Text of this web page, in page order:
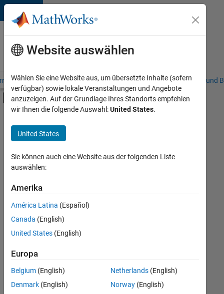
Weiter zum Inhalt
Karriere
bei
MathWorks
– Übersicht Stellensuche Niederlassungen Studierende und
Umschaltung für Off-Canvas-
Hauptinhalt
Praktika
Commercial Sales
Customer Support
Inside Sales
Sales Operations
Finance and Operations
Human Resources
Büro- und Verwaltungsdienste
+7
Derzeit
es
keine
offenen
Stellen,
Ihren
Suchkriterien
entsprechen.
Website auswählen
Wählen Sie eine Website aus, um übersetzte Inhalte (sofern
verfügbar) sowie lokale Veranstaltungen und Angebote
anzuzeigen. Auf der Grundlage Ihres Standorts empfehlen
wir Ihnen die folgende Auswahl:United States.
United States
Sie können auch eine Website aus der folgenden Liste
auswählen:
Amerika
América Latina (Español)
Canada (English)
United States (English)
Europa
Belgium (English)
Denmark (English)
Netherlands(English)
Norway(English)